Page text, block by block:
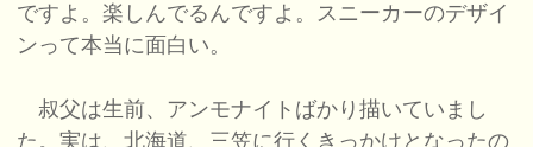
ですよ。楽しんでるんですよ。スニーカーのデザイ
ンって本当に面白い。
叔父は生前、アンモナイトばかり描いていまし
た。実は、北海道、三笠に行くきっかけとなったの